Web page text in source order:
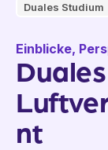
Duales Studium
Einblicke,
nt